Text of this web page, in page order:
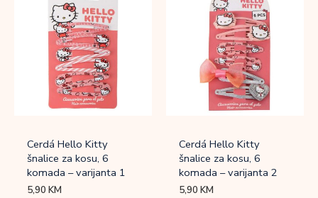
Cerdá Hello Kitty
šnalice za kosu, 6
komada – varijanta 1
5,90KM
Cerdá Hello Kitty
šnalice za kosu, 6
komada – varijanta 2
5,90KM